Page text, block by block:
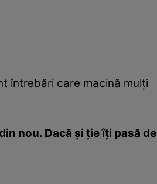
întrebări care macină mulţi
nou. Dacă şi ţie îţi pasă de